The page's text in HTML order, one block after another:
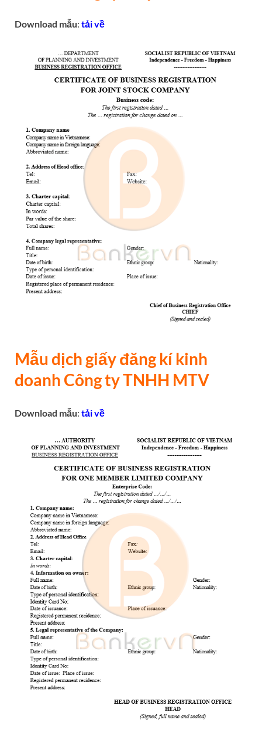
Download mẫu: tải về
Mẫu dịch giấy đăng kí kinh
doanh Công tyTNHH MTV
Download mẫu: tải về